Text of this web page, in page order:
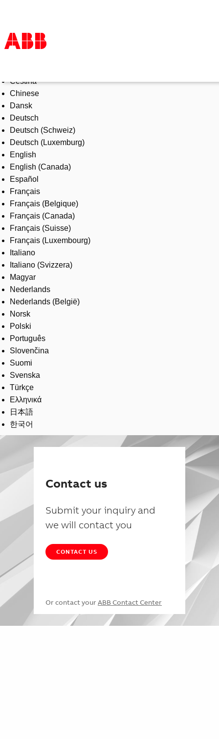
Products & Solutions
Industries
Services
About us
Where to buy
Contact us
Careers
Čeština
Chinese
Dansk
Deutsch
Deutsch (Schweiz)
Deutsch (Luxemburg)
English
English (Canada)
Español
Français
Français (Belgique)
Français (Canada)
Français (Suisse)
Français (Luxembourg)
Italiano
Italiano (Svizzera)
Magyar
Nederlands
Nederlands (België)
Norsk
Polski
Português
Slovenčina
Suomi
Svenska
Türkçe
Ελληνικά
日本語
한국어
Contact us
Submit your inquiry and
we will contact you
CONTACT US
Or contact your ABB Contact Center